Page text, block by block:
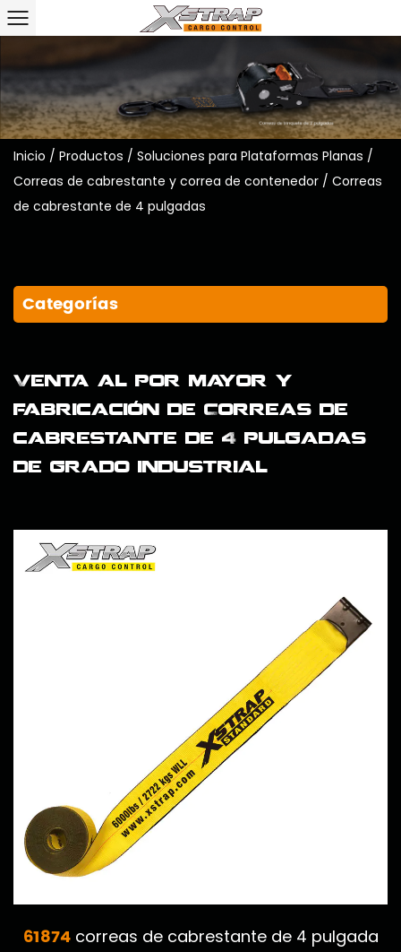
Inicio / Productos / Soluciones para Plataformas Planas /
Correas de cabrestante y correa de contenedor / Correas
de cabrestante de 4 pulgadas
Categorías
Venta al por mayor y
fabricación de Correas de
cabrestante de 4 pulgadas
de grado industrial
61874correas de cabrestante de 4 pulgada